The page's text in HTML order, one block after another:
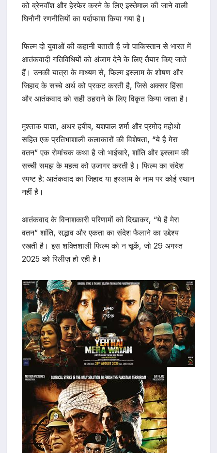
को ब्रेनवॉश और हेरफेर करने के लिए इस्तेमाल की जाने वाली
घिनौनी रणनीतियों का पर्दाफाश किया गया है।
फिल्म दो युवाओं की कहानी बताती है जो पाकिस्तान से भारत में
आतंकवादी गतिविधियों को अंजाम देने के लिए तैयार किए जाते
हैं। उनकी यात्रा के माध्यम से, फिल्म इस्लाम के शोषण और
जिहाद के सच्चे अर्थ को प्रकट करती है, जिसे अक्सर हिंसा
और आतंकवाद को सही ठहराने के लिए विकृत किया जाता है।
मुश्ताक पाशा, अथर हबीब, यशपाल शर्मा और प्रमोद महोथो
सहित एक प्रतिभाशाली कलाकारों की विशेषता, “ये है मेरा
वतन” एक रोमांचक कथा है जो भाईचारे, शांति और इस्लाम की
सच्ची समझ के महत्व को उजागर करती है। फिल्म का संदेश
स्पष्ट है: आतंकवाद का जिहाद या इस्लाम के नाम पर कोई स्थान
नहीं है।
आतंकवाद के विनाशकारी परिणामों को दिखाकर, “ये है मेरा
वतन” शांति, सद्भाव और एकता का संदेश फैलाने का उद्देश्य
रखती है। इस शक्तिशाली फिल्म को न चूकें, जो 29 अगस्त
2025 को रिलीज़ हो रही है।